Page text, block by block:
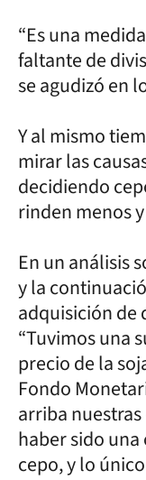
“Es una
faltante de
se agudizó en
Y al mismo
mirar las
decidiendo
rinden menos
En un análisis
y la
adquisición de
“Tuvimos una
precio de la
Fondo
arriba
haber sido
cepo, y lo